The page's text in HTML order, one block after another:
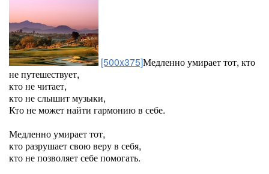
[500x375]Медленно умирает тот, кто
не путешествует,
кто не читает,
кто не слышит музыки,
Кто не может найти гармонию в себе.
Медленно умирает тот,
кто разрушает свою веру в себя,
кто не позволяет себе помогать.